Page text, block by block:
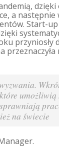
a następnie
Start-
na świecie